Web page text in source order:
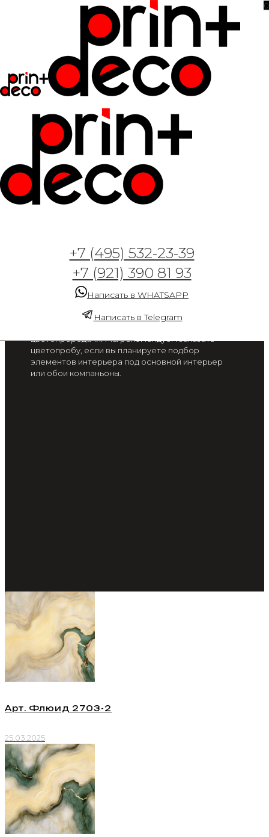
+7 (495) 532-23-39
+7 (921) 390 81 93
Написать в WHATSAPP
Написать в Telegram
0
Арт. Флюид 2703-1
от 2 300 руб. / м2
может отличаться от цвета готового изделия, в
цветопрередачи. Мы рекомендуем заказать
цветопробу, если вы планируете подбор
элементов интерьера под основной интерьер
или обои компаньоны.
Арт. Флюид 2703-2
25.03.2025